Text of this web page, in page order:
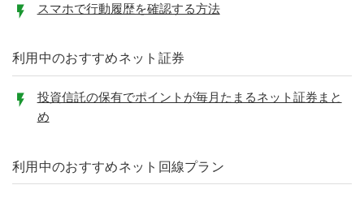
スマホで行動履歴を確認する方法
利用中のおすすめネット証券
投資信託の保有でポイントが毎月たまるネット証券まと
め
利用中のおすすめネット回線プラン